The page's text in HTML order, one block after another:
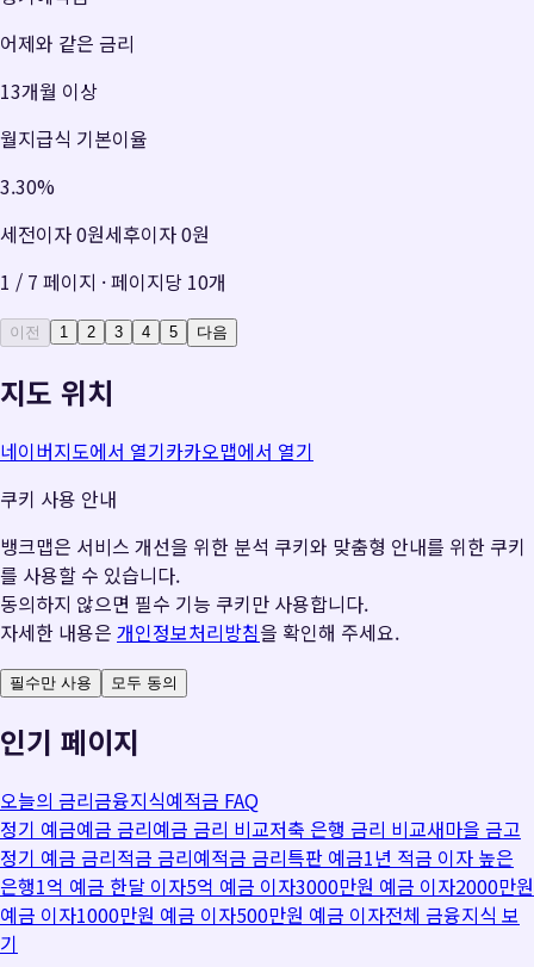
어제와 같은 금리
13개월 이상
월지급식 기본이율
3.30%
세전이자0원세후이자0원
1 / 7 페이지 · 페이지당 10개
이전 1 2 3 4 5 다음
지도 위치
네이버지도에서 열기카카오맵에서 열기
쿠키 사용 안내
뱅크맵은 서비스 개선을 위한 분석 쿠키와 맞춤형 안내를 위한 쿠키
를 사용할 수 있습니다.
동의하지 않으면 필수 기능 쿠키만 사용합니다.
자세한 내용은 개인정보처리방침을 확인해 주세요.
필수만 사용 모두 동의
인기 페이지
오늘의 금리금융지식예적금 FAQ
정기 예금예금 금리예금 금리 비교저축 은행 금리 비교새마을 금고
정기 예금 금리적금 금리예적금 금리특판 예금1년 적금 이자 높은
은행1억 예금 한달 이자5억 예금 이자3000만원 예금 이자2000만원
예금 이자1000만원 예금 이자500만원 예금 이자전체 금융지식 보
기